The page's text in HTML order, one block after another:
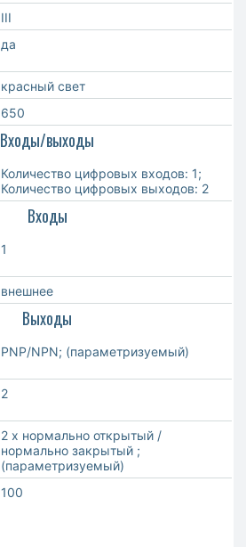
III
да
красный свет
650
Входы/выходы
Количество цифровых входов: 1;
Количество цифровых выходов: 2
Входы
1
внешнее
Выходы
PNP/NPN; (параметризуемый)
2
2 x нормально открытый /
нормально закрытый ;
(параметризуемый)
100